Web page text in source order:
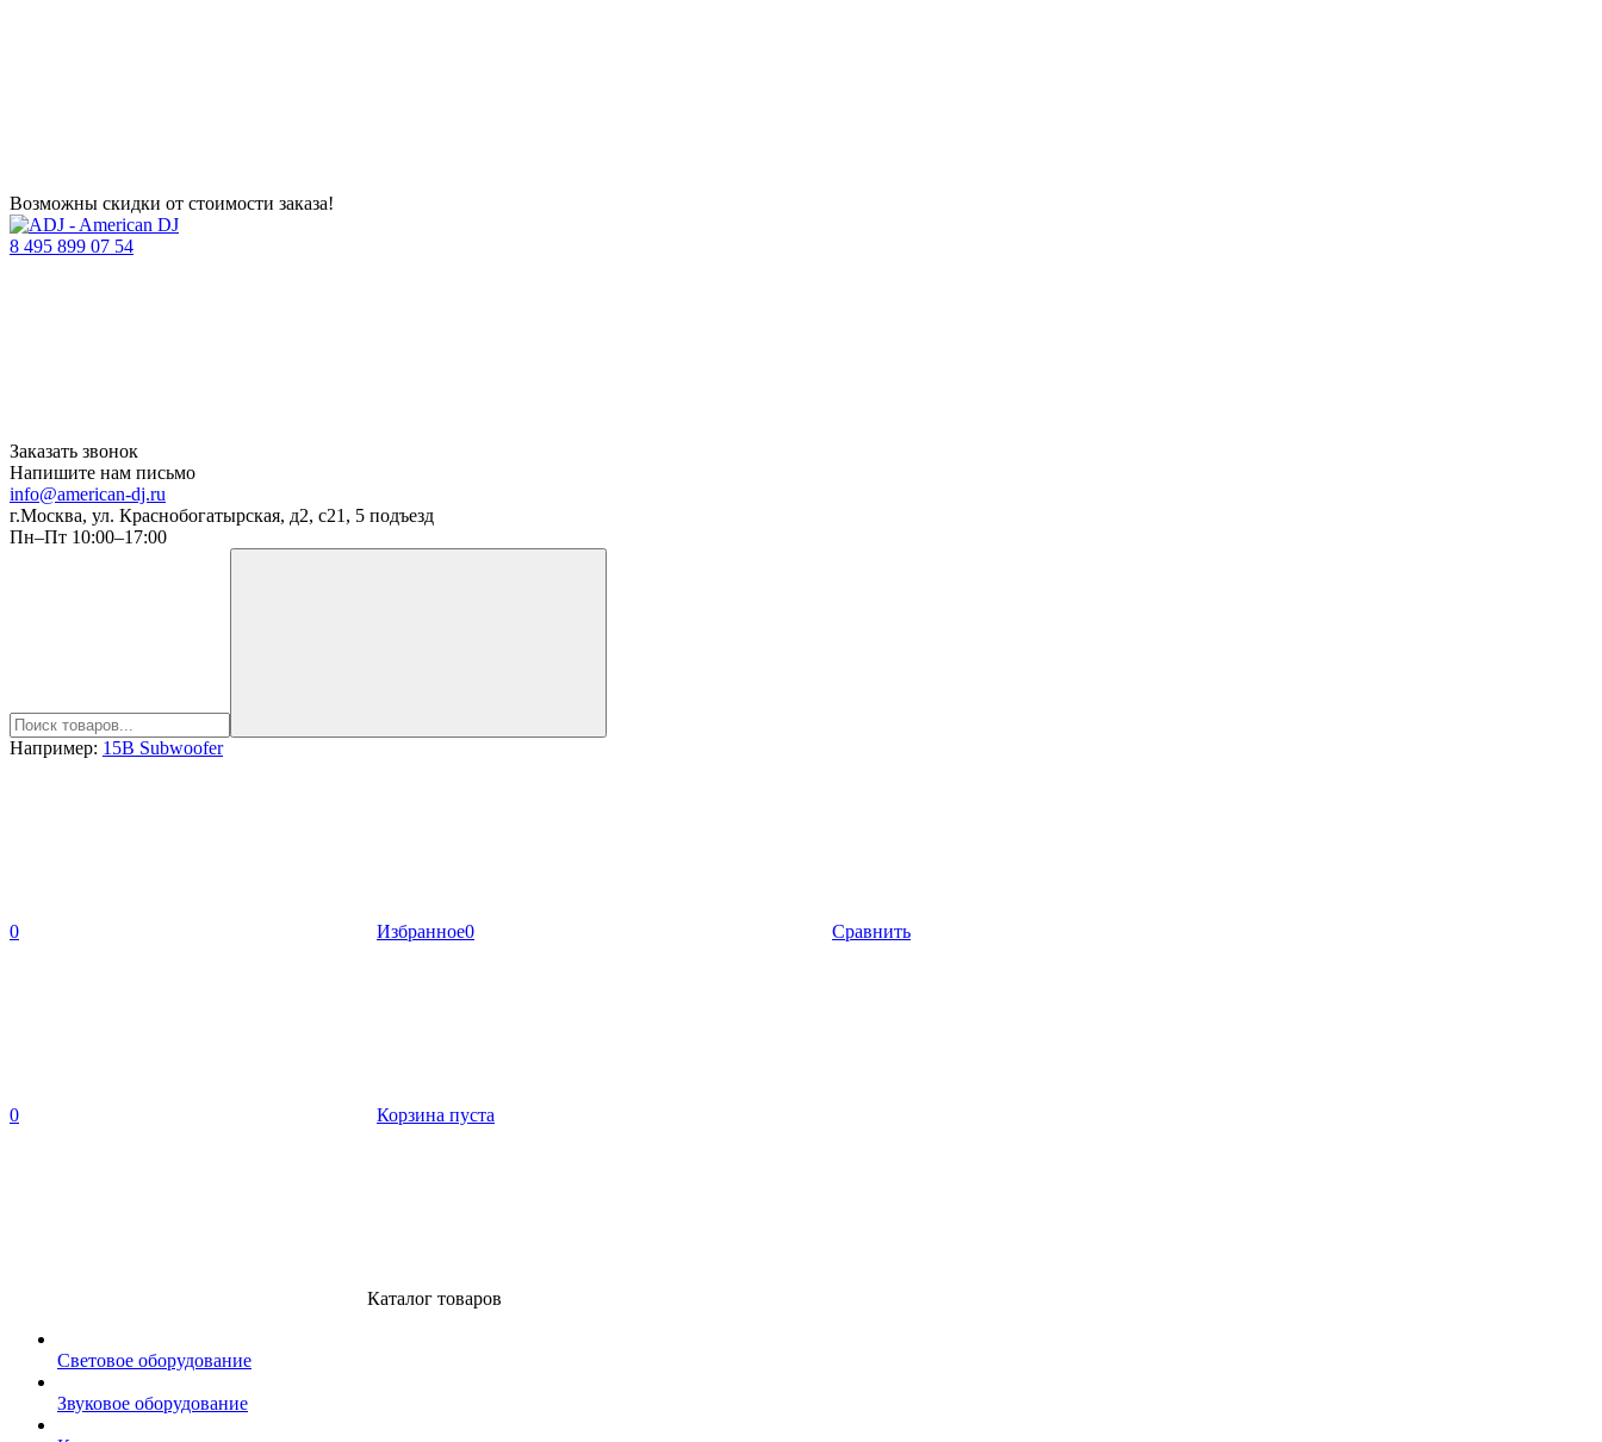
Возможны скидки от стоимости заказа!
8 495 899 07 54
Заказать звонок
Напишите нам письмо
info@american-dj.ru
г.Москва, ул. Краснобогатырская, д2, с21, 5 подъезд
Пн–Пт 10:00–17:00
Например: 15B Subwoofer
0 Избранное0 Сравнить
0 Корзина пуста
Каталог товаров
Световое оборудование
Звуковое оборудование